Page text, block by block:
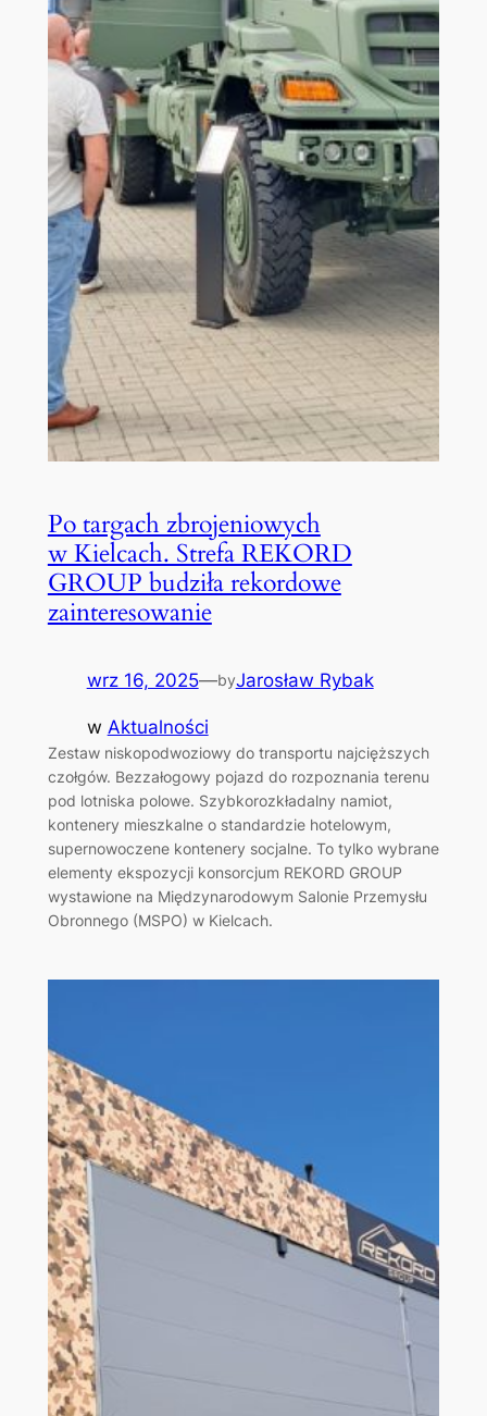
Po targach zbrojeniowych
w Kielcach. Strefa REKORD
GROUP budziła rekordowe
zainteresowanie
wrz 16, 2025—byJarosław Rybak
w Aktualności
Zestaw niskopodwoziowy do transportu najcięższych
czołgów. Bezzałogowy pojazd do rozpoznania terenu
pod lotniska polowe. Szybkorozkładalny namiot,
kontenery mieszkalne o standardzie hotelowym,
supernowoczene kontenery socjalne. To tylko wybrane
elementy ekspozycji konsorcjum REKORD GROUP
wystawione na Międzynarodowym Salonie Przemysłu
Obronnego (MSPO) w Kielcach.